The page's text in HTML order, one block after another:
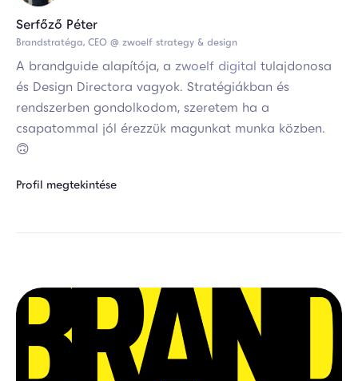
Serfőző Péter
Brandstratéga, CEO @ zwoelf strategy & design
A brandguide alapítója, a zwoelf digital tulajdonosa
és Design Directora vagyok. Stratégiákban és
rendszerben gondolkodom, szeretem ha a
csapatommal jól érezzük magunkat munka közben.
🙃
Profil megtekintése